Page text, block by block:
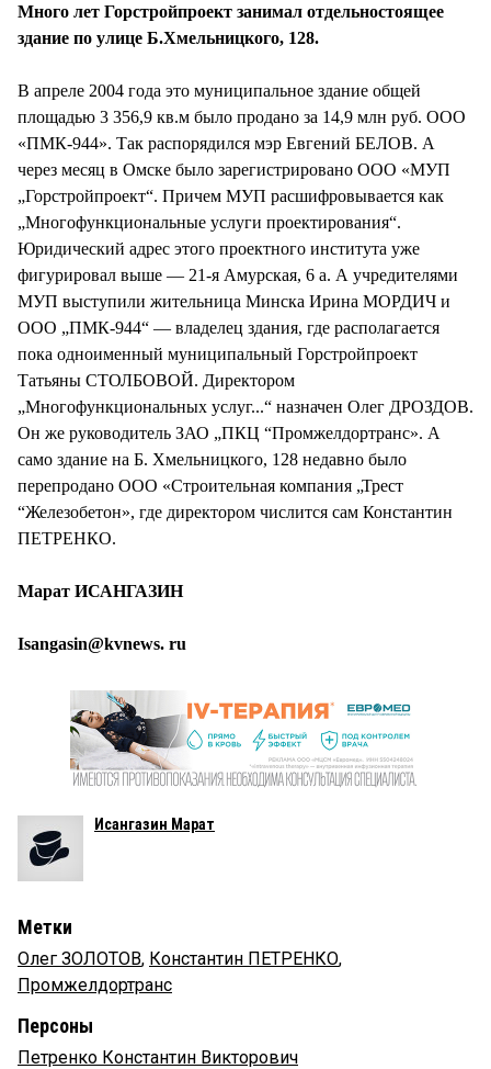
Много лет Горстройпроект занимал отдельностоящее
здание по улице Б.Хмельницкого, 128.
В апреле 2004 года это муниципальное здание общей
площадью 3 356,9 кв.м было продано за 14,9 млн руб. ООО
«ПМК-944». Так распорядился мэр Евгений БЕЛОВ. А
через месяц в Омске было зарегистрировано ООО «МУП
„Горстройпроект“. Причем МУП расшифровывается как
„Многофункциональные услуги проектирования“.
Юридический адрес этого проектного института уже
фигурировал выше — 21-я Амурская, 6 а. А учредителями
МУП выступили жительница Минска Ирина МОРДИЧ и
ООО „ПМК-944“ — владелец здания, где располагается
пока одноименный муниципальный Горстройпроект
Татьяны СТОЛБОВОЙ. Директором
„Многофункциональных услуг...“ назначен Олег ДРОЗДОВ.
Он же руководитель ЗАО „ПКЦ “Промжелдортранс». А
само здание на Б. Хмельницкого, 128 недавно было
перепродано ООО «Строительная компания „Трест
“Железобетон», где директором числится сам Константин
ПЕТРЕНКО.
Марат ИСАНГАЗИН
Isangasin@kvnews. ru
Исангазин Марат
Метки
Олег ЗОЛОТОВ, Константин ПЕТРЕНКО,
Промжелдортранс
Персоны
Петренко Константин Викторович